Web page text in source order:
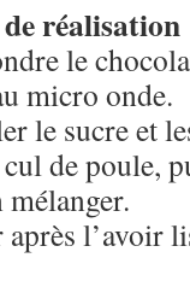
réalisation
le
micro onde.
le sucre et
de poule,
l’avoir